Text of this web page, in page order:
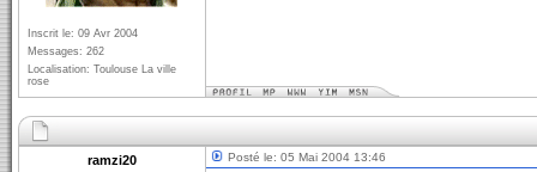
Inscrit le: 09 Avr 2004
Messages: 262
Localisation: Toulouse La ville
rose
ramzi20 Posté le: 05 Mai 2004 13:46